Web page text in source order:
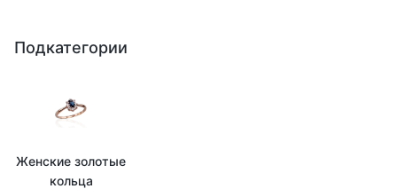
Подкатегории
Женские золотые
кольца